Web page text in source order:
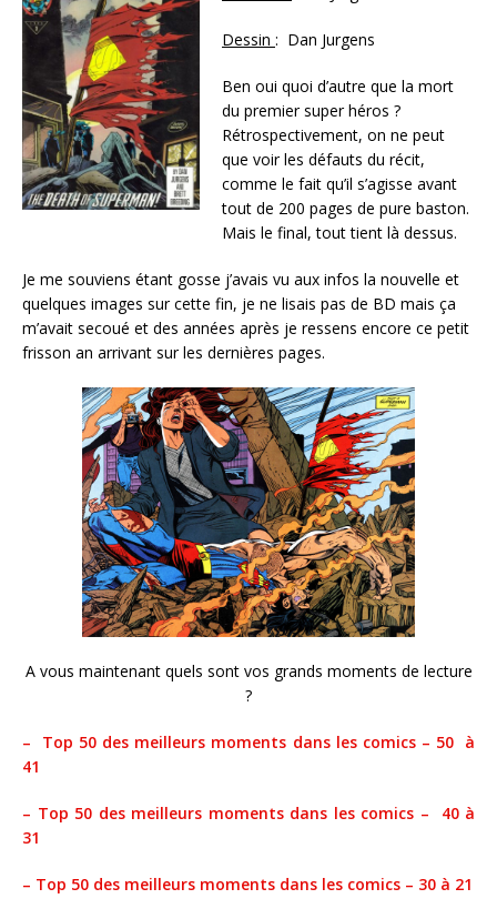
Dessin : Dan Jurgens
Ben oui quoi d’autre que la mort
du premier super héros ?
Rétrospectivement, on ne peut
que voir les défauts du récit,
comme le fait qu’il s’agisse avant
tout de 200 pages de pure baston.
Mais le final, tout tient là dessus.
Je me souviens étant gosse j’avais vu aux infos la nouvelle et
quelques images sur cette fin, je ne lisais pas de BD mais ça
m’avait secoué et des années après je ressens encore ce petit
frisson an arrivant sur les dernières pages.
A vous maintenant quels sont vos grands moments de lecture
?
– Top 50 des meilleurs moments dans les comics – 50 à
41
– Top 50 des meilleurs moments dans les comics – 40 à
31
– Top 50 des meilleurs moments dans les comics – 30 à 21